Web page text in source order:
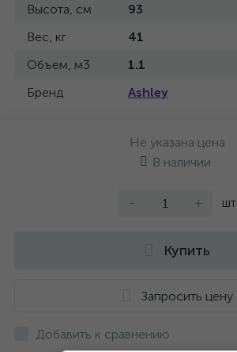
Высота, см
93
Вес, кг
41
Объем, м3
1.1
Бренд
Ashley
Не указана цена
В наличии
- + шт
Купить
Запросить цену
Добавить к сравнению